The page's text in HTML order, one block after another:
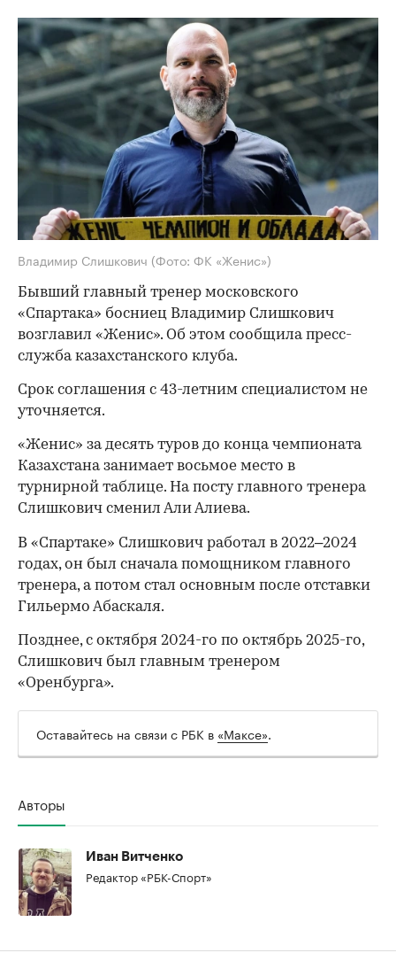
Владимир Слишкович (Фото: ФК «Женис»)
Бывший главный тренер московского
«Спартака» босниец Владимир Слишкович
возглавил «Женис». Об этом сообщила пресс-
служба казахстанского клуба.
Срок соглашения с 43-летним специалистом не
уточняется.
«Женис» за десять туров до конца чемпионата
Казахстана занимает восьмое место в
турнирной таблице. На посту главного тренера
Слишкович сменил Али Алиева.
00:00 / 00:00
В «Спартаке» Слишкович работал в 2022–2024
годах, он был сначала помощником главного
тренера, а потом стал основным после отставки
Гильермо Абаскаля.
Позднее, с октября 2024-го по октябрь 2025-го,
Слишкович был главным тренером
«Оренбурга».
Оставайтесь на связи с РБК в «Максе».
Авторы
Иван Витченко
Редактор «РБК-Спорт»